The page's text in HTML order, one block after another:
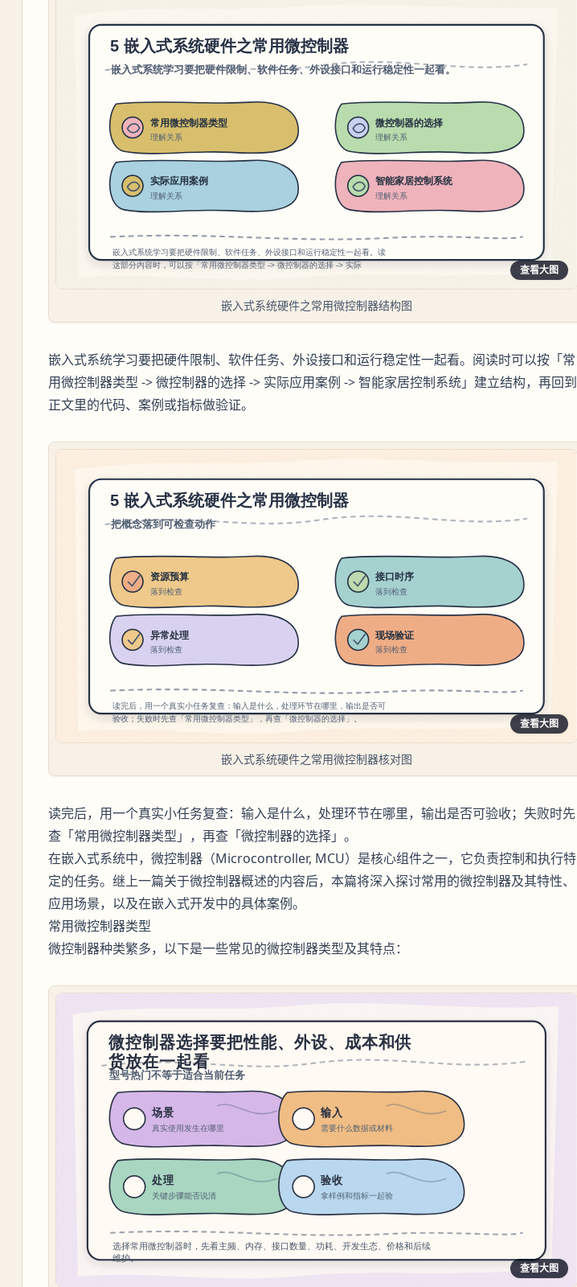
查看大图
嵌入式系统硬件之常用微控制器结构图
嵌入式系统学习要把硬件限制、软件任务、外设接口和运行稳定性一起看。阅读时可以按「常
用微控制器类型 -> 微控制器的选择 -> 实际应用案例 -> 智能家居控制系统」建立结构，再回到
正文里的代码、案例或指标做验证。
查看大图
嵌入式系统硬件之常用微控制器核对图
读完后，用一个真实小任务复查：输入是什么，处理环节在哪里，输出是否可验收；失败时先
查「常用微控制器类型」，再查「微控制器的选择」。
在嵌入式系统中，微控制器（Microcontroller, MCU）是核心组件之一，它负责控制和执行特
定的任务。继上一篇关于微控制器概述的内容后，本篇将深入探讨常用的微控制器及其特性、
应用场景，以及在嵌入式开发中的具体案例。
常用微控制器类型
微控制器种类繁多，以下是一些常见的微控制器类型及其特点：
查看大图